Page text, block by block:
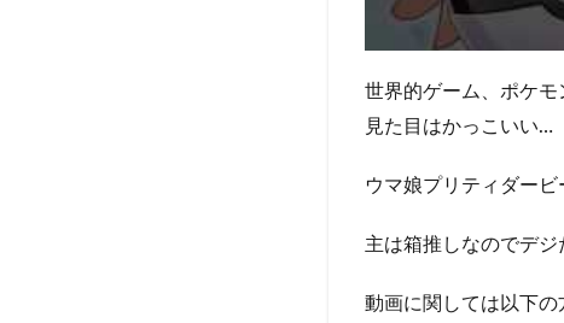
世界的ゲーム、ポケ
見た目はかっこいい…
ウマ娘プリティダー
主は箱推しなのでデジ
動画に関しては以下の